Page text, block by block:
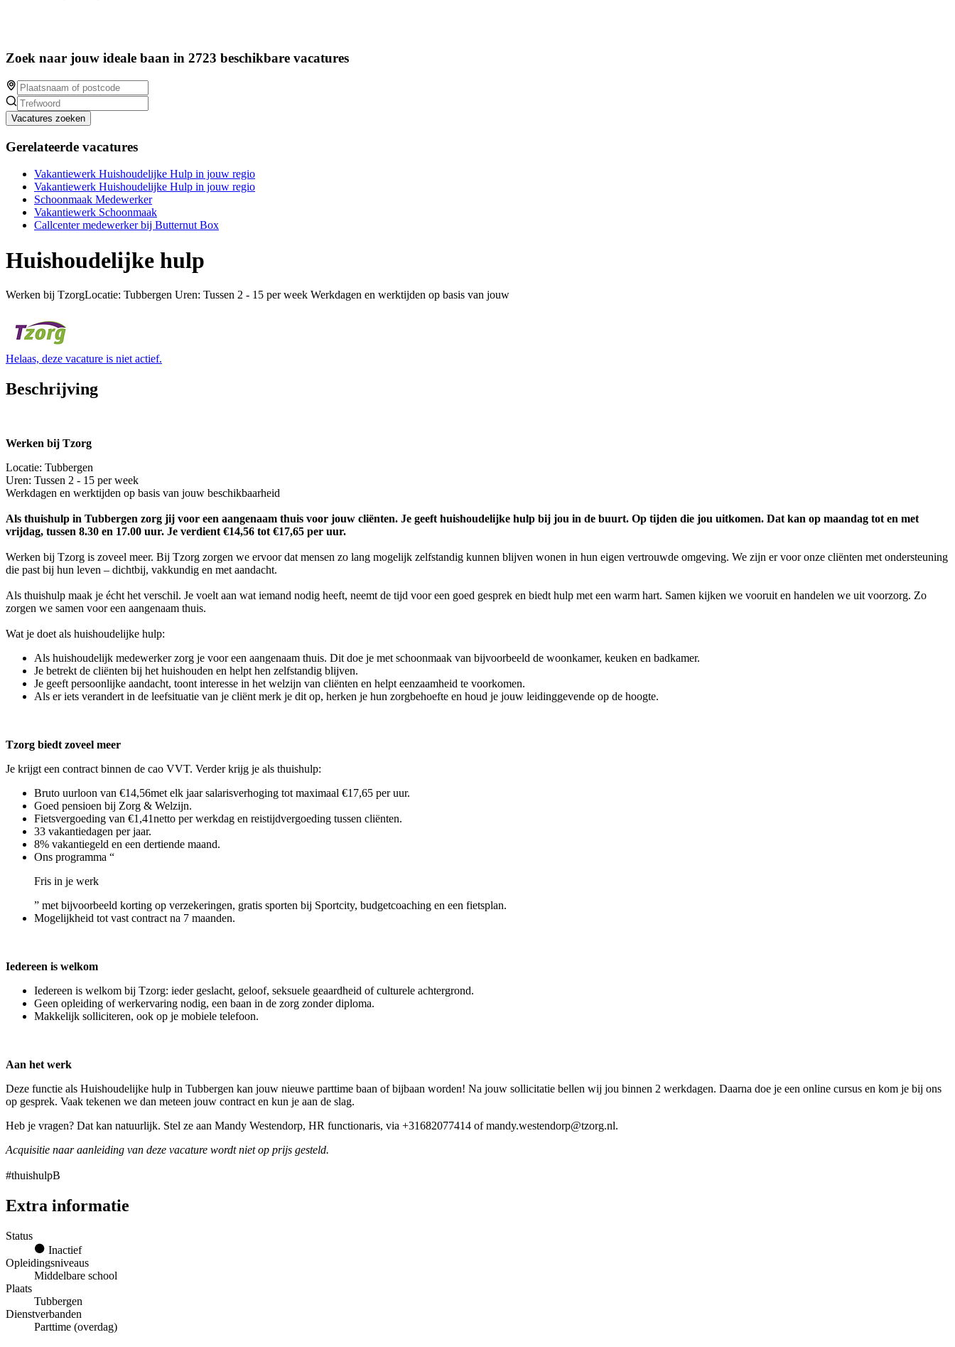
Zoek naar jouw ideale baan in 2723 beschikbare vacatures
Vacatures zoeken
Gerelateerde vacatures
Vakantiewerk Huishoudelijke Hulp in jouw regio
Vakantiewerk Huishoudelijke Hulp in jouw regio
Schoonmaak Medewerker
Vakantiewerk Schoonmaak
Callcenter medewerker bij Butternut Box
Huishoudelijke hulp
Werken bij TzorgLocatie: Tubbergen Uren: Tussen 2 - 15 per week Werkdagen en werktijden op basis van jouw
Helaas, deze vacature is niet actief.
Beschrijving
Werken bij Tzorg
Locatie: Tubbergen
Uren: Tussen 2 - 15 per week
Werkdagen en werktijden op basis van jouw beschikbaarheid
Als thuishulp in Tubbergen zorg jij voor een aangenaam thuis voor jouw cliënten. Je geeft huishoudelijke hulp bij jou in de buurt. Op tijden die jou uitkomen. Dat kan op maandag tot en met
vrijdag, tussen 8.30 en 17.00 uur. Je verdient €14,56 tot €17,65 per uur.
Werken bij Tzorg is zoveel meer. Bij Tzorg zorgen we ervoor dat mensen zo lang mogelijk zelfstandig kunnen blijven wonen in hun eigen vertrouwde omgeving. We zijn er voor onze cliënten met ondersteuning
die past bij hun leven – dichtbij, vakkundig en met aandacht.
Als thuishulp maak je écht het verschil. Je voelt aan wat iemand nodig heeft, neemt de tijd voor een goed gesprek en biedt hulp met een warm hart. Samen kijken we vooruit en handelen we uit voorzorg. Zo
zorgen we samen voor een aangenaam thuis.
Wat je doet als huishoudelijke hulp:
Als huishoudelijk medewerker zorg je voor een aangenaam thuis. Dit doe je met schoonmaak van bijvoorbeeld de woonkamer, keuken en badkamer.
Je betrekt de cliënten bij het huishouden en helpt hen zelfstandig blijven.
Je geeft persoonlijke aandacht, toont interesse in het welzijn van cliënten en helpt eenzaamheid te voorkomen.
Als er iets verandert in de leefsituatie van je cliënt merk je dit op, herken je hun zorgbehoefte en houd je jouw leidinggevende op de hoogte.
Tzorg biedt zoveel meer
Je krijgt een contract binnen de cao VVT. Verder krijg je als thuishulp:
Bruto uurloon van €14,56met elk jaar salarisverhoging tot maximaal €17,65 per uur.
Goed pensioen bij Zorg & Welzijn.
Fietsvergoeding van €1,41netto per werkdag en reistijdvergoeding tussen cliënten.
33 vakantiedagen per jaar.
8% vakantiegeld en een dertiende maand.
Ons programma “
Fris in je werk
” met bijvoorbeeld korting op verzekeringen, gratis sporten bij Sportcity, budgetcoaching en een fietsplan.
Mogelijkheid tot vast contract na 7 maanden.
Iedereen is welkom
Iedereen is welkom bij Tzorg: ieder geslacht, geloof, seksuele geaardheid of culturele achtergrond.
Geen opleiding of werkervaring nodig, een baan in de zorg zonder diploma.
Makkelijk solliciteren, ook op je mobiele telefoon.
Aan het werk
Deze functie als Huishoudelijke hulp in Tubbergen kan jouw nieuwe parttime baan of bijbaan worden! Na jouw sollicitatie bellen wij jou binnen 2 werkdagen. Daarna doe je een online cursus en kom je bij ons
op gesprek. Vaak tekenen we dan meteen jouw contract en kun je aan de slag.
Heb je vragen? Dat kan natuurlijk. Stel ze aan Mandy Westendorp, HR functionaris, via +31682077414 of mandy.westendorp@tzorg.nl.
Acquisitie naar aanleiding van deze vacature wordt niet op prijs gesteld.
#thuishulpB
Extra informatie
Status
Inactief
Opleidingsniveaus
Middelbare school
Plaats
Tubbergen
Dienstverbanden
Parttime (overdag)